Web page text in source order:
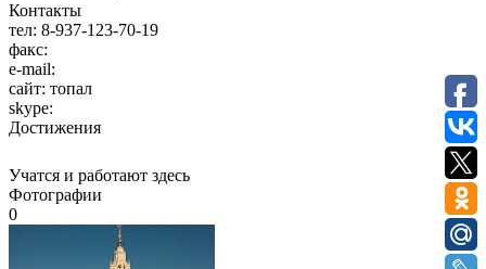
Контакты
тел: 8-937-123-70-19
факс:
e-mail:
сайт: топал
skype:
Достижения
Учатся и работают здесь
Фотографии
0